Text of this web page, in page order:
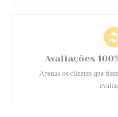
Avaliações
Apenas os clientes que